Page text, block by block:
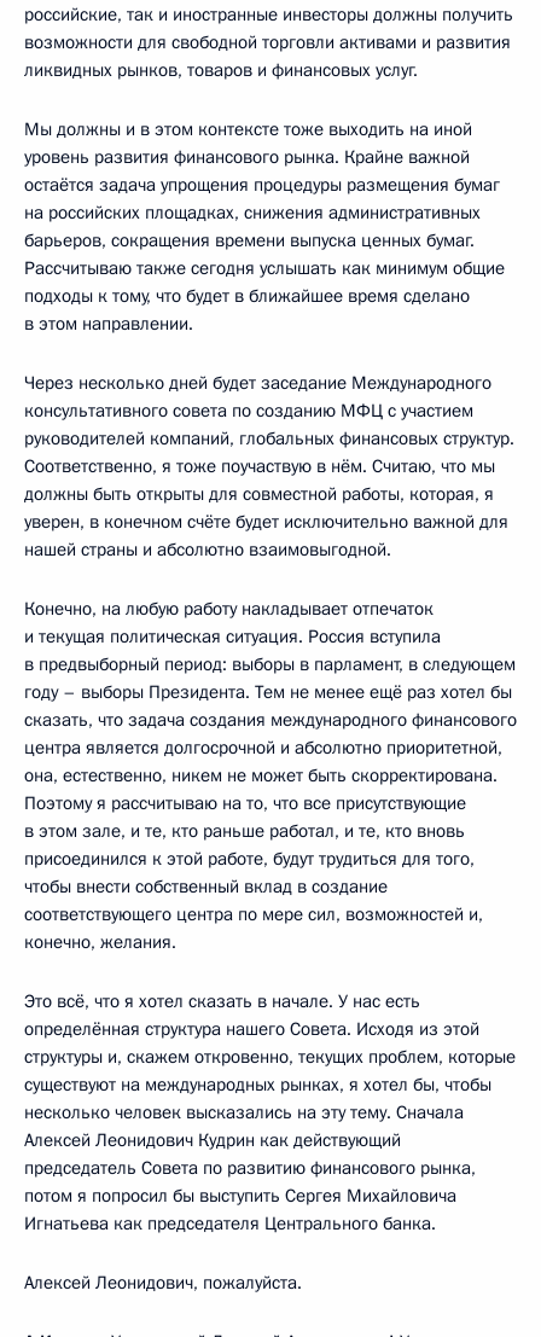
российские, так и иностранные инвесторы должны получить
возможности для свободной торговли активами и развития
ликвидных рынков, товаров и финансовых услуг.
Мы должны и в этом контексте тоже выходить на иной
уровень развития финансового рынка. Крайне важной
остаётся задача упрощения процедуры размещения бумаг
на российских площадках, снижения административных
барьеров, сокращения времени выпуска ценных бумаг.
Рассчитываю также сегодня услышать как минимум общие
подходы к тому, что будет в ближайшее время сделано
в этом направлении.
Через несколько дней будет заседание Международного
консультативного совета по созданию МФЦ с участием
руководителей компаний, глобальных финансовых структур.
Соответственно, я тоже поучаствую в нём. Считаю, что мы
должны быть открыты для совместной работы, которая, я
уверен, в конечном счёте будет исключительно важной для
нашей страны и абсолютно взаимовыгодной.
Конечно, на любую работу накладывает отпечаток
и текущая политическая ситуация. Россия вступила
в предвыборный период: выборы в парламент, в следующем
году – выборы Президента. Тем не менее ещё раз хотел бы
сказать, что задача создания международного финансового
центра является долгосрочной и абсолютно приоритетной,
она, естественно, никем не может быть скорректирована.
Поэтому я рассчитываю на то, что все присутствующие
в этом зале, и те, кто раньше работал, и те, кто вновь
присоединился к этой работе, будут трудиться для того,
чтобы внести собственный вклад в создание
соответствующего центра по мере сил, возможностей и,
конечно, желания.
Это всё, что я хотел сказать в начале. У нас есть
определённая структура нашего Совета. Исходя из этой
структуры и, скажем откровенно, текущих проблем, которые
существуют на международных рынках, я хотел бы, чтобы
несколько человек высказались на эту тему. Сначала
Алексей Леонидович Кудрин как действующий
председатель Совета по развитию финансового рынка,
потом я попросил бы выступить Сергея Михайловича
Игнатьева как председателя Центрального банка.
Алексей Леонидович, пожалуйста.